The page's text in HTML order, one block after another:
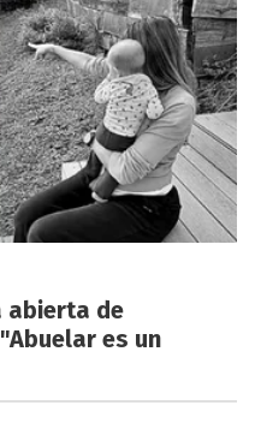
abierta de
es un